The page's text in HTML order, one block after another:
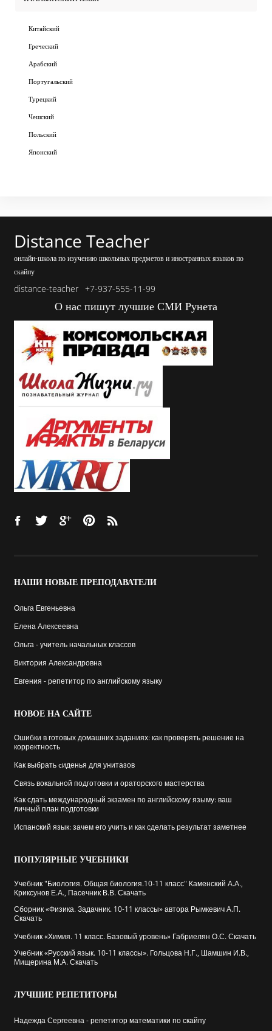
Китайский
Греческий
Арабский
Португальский
Турецкий
Чешский
Польский
Японский
Distance Teacher
онлайн-школа по изучению школьных предметов и иностранных языков по
скайпу
distance-teacher +7-937-555-11-99
О нас пишут лучшие СМИ Рунета
НАШИ НОВЫЕ ПРЕПОДАВАТЕЛИ
Ольга Евгеньевна
Елена Алексеевна
Ольга - учитель начальных классов
Виктория Александровна
Евгения - репетитор по английскому языку
НОВОЕ НА САЙТЕ
Ошибки в готовых домашних заданиях: как проверять решение на
корректность
Как выбрать cиденья для унитазов
Связь вокальной подготовки и ораторского мастерства
Как сдать международный экзамен по английскому языму: ваш
личный план подготовки
Испанский язык: зачем его учить и как сделать результат заметнее
ПОПУЛЯРНЫЕ УЧЕБНИКИ
Учебник "Биология. Общая биология.10-11 класс" Каменский А.А.,
Криксунов Е.А., Пасечник В.В. Скачать
Сборник «Физика. Задачник. 10-11 классы» автора Рымкевич А.П.
Скачать
Учебник «Химия. 11 класс. Базовый уровень» Габриелян О.С. Скачать
Учебник «Русский язык. 10-11 классы». Гольцова Н.Г., Шамшин И.В.,
Мищерина М.А. Скачать
ЛУЧШИЕ РЕПЕТИТОРЫ
Надежда Сергеевна - репетитор математики по скайпу